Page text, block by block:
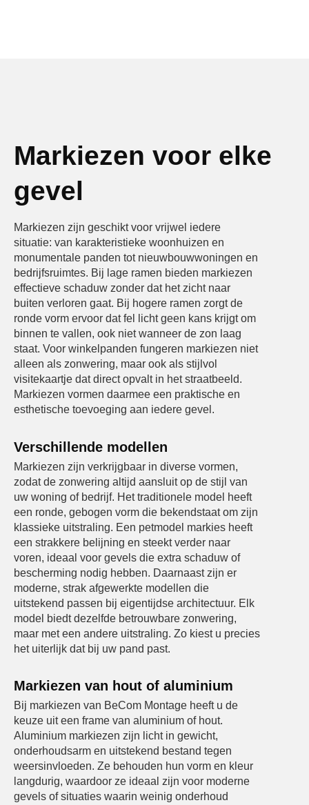
Markiezen voor elke
gevel
Markiezen zijn geschikt voor vrijwel iedere
situatie: van karakteristieke woonhuizen en
monumentale panden tot nieuwbouwwoningen en
bedrijfsruimtes. Bij lage ramen bieden markiezen
effectieve schaduw zonder dat het zicht naar
buiten verloren gaat. Bij hogere ramen zorgt de
ronde vorm ervoor dat fel licht geen kans krijgt om
binnen te vallen, ook niet wanneer de zon laag
staat. Voor winkelpanden fungeren markiezen niet
alleen als zonwering, maar ook als stijlvol
visitekaartje dat direct opvalt in het straatbeeld.
Markiezen vormen daarmee een praktische en
esthetische toevoeging aan iedere gevel.
Verschillende modellen
Markiezen zijn verkrijgbaar in diverse vormen,
zodat de zonwering altijd aansluit op de stijl van
uw woning of bedrijf. Het traditionele model heeft
een ronde, gebogen vorm die bekendstaat om zijn
klassieke uitstraling. Een petmodel markies heeft
een strakkere belijning en steekt verder naar
voren, ideaal voor gevels die extra schaduw of
bescherming nodig hebben. Daarnaast zijn er
moderne, strak afgewerkte modellen die
uitstekend passen bij eigentijdse architectuur. Elk
model biedt dezelfde betrouwbare zonwering,
maar met een andere uitstraling. Zo kiest u precies
het uiterlijk dat bij uw pand past.
Markiezen van hout of aluminium
Bij markiezen van BeCom Montage heeft u de
keuze uit een frame van aluminium of hout.
Aluminium markiezen zijn licht in gewicht,
onderhoudsarm en uitstekend bestand tegen
weersinvloeden. Ze behouden hun vorm en kleur
langdurig, waardoor ze ideaal zijn voor moderne
gevels of situaties waarin weinig onderhoud